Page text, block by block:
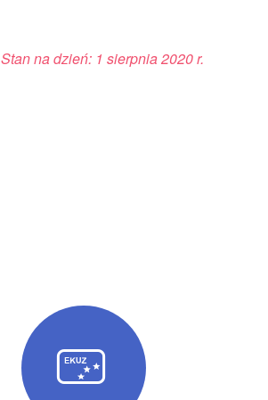
Stan na dzień: 1 sierpnia 2020 r.